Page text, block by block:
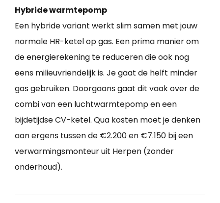
Hybride warmtepomp
Een hybride variant werkt slim samen met jouw
normale HR-ketel op gas. Een prima manier om
de energierekening te reduceren die ook nog
eens milieuvriendelijk is. Je gaat de helft minder
gas gebruiken. Doorgaans gaat dit vaak over de
combi van een luchtwarmtepomp en een
bijdetijdse CV-ketel. Qua kosten moet je denken
aan ergens tussen de €2.200 en €7.150 bij een
verwarmingsmonteur uit Herpen (zonder
onderhoud).